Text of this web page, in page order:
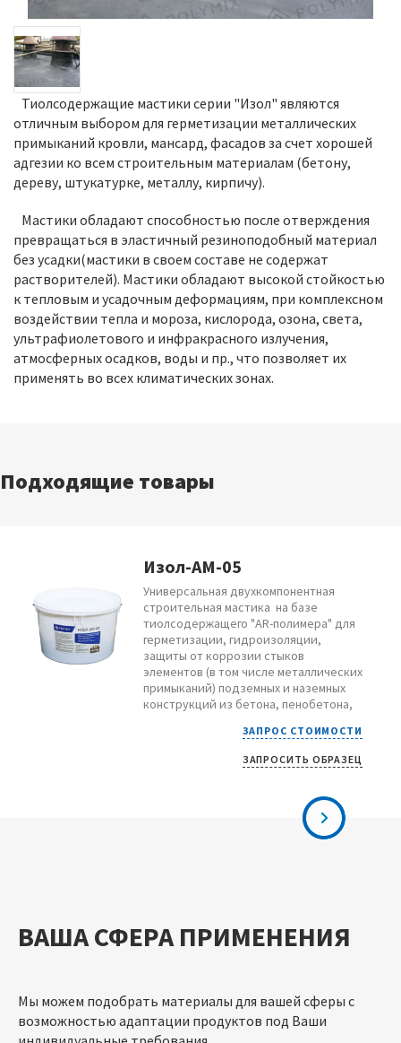
Тиолсодержащие мастики серии "Изол" являются
отличным выбором для герметизации металлических
примыканий кровли, мансард, фасадов за счет хорошей
адгезии ко всем строительным материалам (бетону,
дереву, штукатурке, металлу, кирпичу).
Мастики обладают способностью после отверждения
превращаться в эластичный резиноподобный материал
без усадки(мастики в своем составе не содержат
растворителей). Мастики обладают высокой стойкостью
к тепловым и усадочным деформациям, при комплексном
воздействии тепла и мороза, кислорода, озона, света,
ультрафиолетового и инфракрасного излучения,
атмосферных осадков, воды и пр., что позволяет их
применять во всех климатических зонах.
Подходящие товары
Изол-АМ-05
Универсальная двухкомпонентная
строительная мастика на базе
тиолсодержащего "AR-полимера" для
герметизации, гидроизоляции,
защиты от коррозии стыков
элементов (в том числе металлических
примыканий) подземных и наземных
конструкций из бетона, пенобетона,
ЗАПРОС СТОИМОСТИ
ЗАПРОСИТЬ ОБРАЗЕЦ
СМОТРЕТЬ
ВАША СФЕРА ПРИМЕНЕНИЯ
Мы можем подобрать материалы для вашей сферы с
возможностью адаптации продуктов под Ваши